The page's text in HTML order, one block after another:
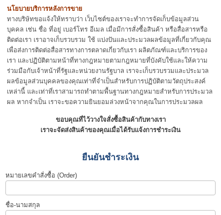
นโยบายบริการหลังการขาย
ทางบริษัทขอแจ้งให้ทราบว่า เว็บไซต์ของเราจะทำการจัดเก็บข้อมูลส่วน
บุคคล เช่น ชื่อ ที่อยู่ เบอร์โทร อีเมล เมื่อมีการสั่งซื้อสินค้า หรือสื่อสารหรือ
ติดต่อเรา เราอาจเก็บรวบรวม ใช้ แบ่งปันและประมวลผลข้อมูลที่เกี่ยวกับคุณ
เพื่อส่งการติดต่อสื่อสารทางการตลาดเกี่ยวกับเรา ผลิตภัณฑ์และบริการของ
เรา และปฏิบัติตามหน้าที่ทางกฎหมายตามกฎหมายที่บังคับใช้และให้ความ
ร่วมมือกับเจ้าหน้าที่รัฐและหน่วยงานรัฐบาล เราจะเก็บรวบรวมและประมวล
ผลข้อมูลส่วนบุคคลของคุณเท่าที่จำเป็นสำหรับการปฏิบัติตามวัตถุประสงค์
เหล่านี้ และเท่าที่เราสามารถทำตามพื้นฐานทางกฎหมายสำหรับการประมวล
ผล หากจำเป็น เราจะขอความยินยอมล่วงหน้าจากคุณในการประมวลผล
ขอบคุณที่ไว้วางใจสั่งซื้อสินค้ากับทางเรา
เราจะจัดส่งสินค้าของคุณเมื่อได้รับแจ้งการชำระเงิน
ยืนยันชำระเงิน
หมายเลขคำสั่งซื้อ (Order)
ชื่อ-นามสกุล